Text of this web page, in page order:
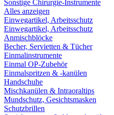
Sonstige Chirurgie-Instrumente
Alles anzeigen
Einwegartikel, Arbeitsschutz
Einwegartikel, Arbeitsschutz
Anmischblöcke
Becher, Servietten & Tücher
Einmalinstrumente
Einmal OP-Zubehör
Einmalspritzen & -kanülen
Handschuhe
Mischkanülen & Intraoraltips
Mundschutz, Gesichtsmasken
Schutzbrillen